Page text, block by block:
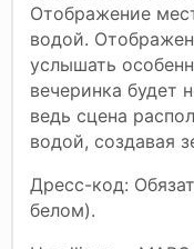
Отображение
водой.
услышать
вечеринка будет
ведь сцена
водой, создавая
Дресс-код:
белом).